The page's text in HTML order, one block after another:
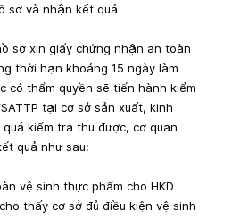
sơ và nhận kết quả
sơ xin giấy chứng nhận an toàn
thời hạn khoảng 15 ngày làm
có thẩm quyền sẽ tiến hành kiểm
tại cơ sở sản xuất, kinh
kiểm tra thu được, cơ quan
quả như sau:
vệ sinh thực phẩm cho HKD
thấy cơ sở đủ điều kiện vệ sinh